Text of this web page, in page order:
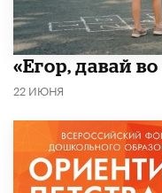
«Егор, давай
22 ИЮНЯ